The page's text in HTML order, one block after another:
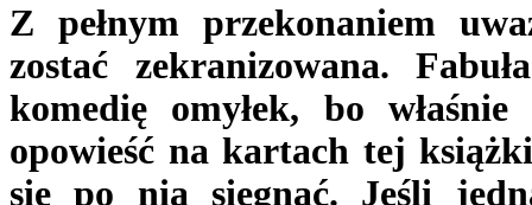
Z pełnym przekonaniem
zostać zekranizowana.
komedię omyłek, bo
opowieść na kartach tej
się po nią sięgnąć. Jeśli